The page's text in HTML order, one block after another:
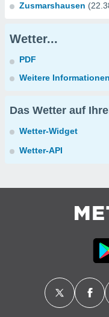
Zusmarshausen
Wetter...
PDF
Weitere Informationen
Das Wetter auf
Wetter-Widget
Wetter-API